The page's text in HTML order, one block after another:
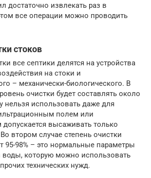
достаточно извлекать раз в
все операции можно проводить
стоков
все септики делятся на устройства
на стоки и
– механически-биологического. В
очистки будет составлять около
нельзя использовать даже для
полем или
высаживать только
втором случае степень очистки
95-98% – это нормальные параметры
воды, которую можно использовать
технических нужд.